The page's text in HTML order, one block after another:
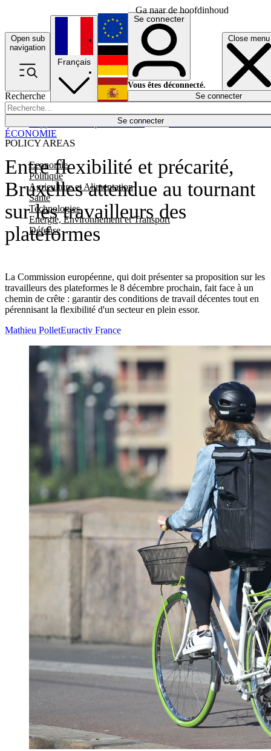
Ga naar de hoofdinhoud
Open sub
navigation
Close menu
Recherche
Se connecter
POLICY AREAS
Economie
Politique
Agriculture et Alimentation
Santé
Technologies
Energie, Environnement et Transport
Défense
Économie
Français
English
Deutsch
Español
Se connecter
Vous êtes déconnecté.
Se connecter
Entre flexibilité et précarité,
Bruxelles attendue au tournant
sur les travailleurs des
plateformes
La Commission européenne, qui doit présenter sa proposition sur les
travailleurs des plateformes le 8 décembre prochain, fait face à un
chemin de crête : garantir des conditions de travail décentes tout en
pérennisant la flexibilité d'un secteur en plein essor.
ÉCONOMIE
Mathieu PolletEuractiv France